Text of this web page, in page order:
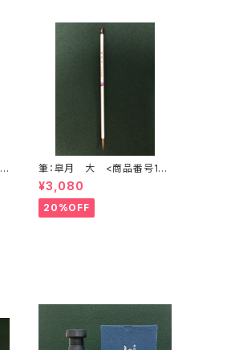
筆：皐月 大 <商品番号174
8>
¥3,080
20%OFF